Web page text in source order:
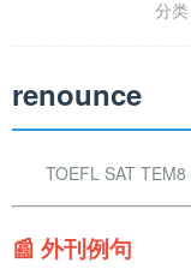
分类
renounce
TOEFL SAT TEM8
📰 外刊例句